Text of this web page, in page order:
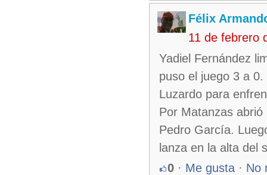
Félix
11 de febrero
Yadiel Fernández
puso el juego 3 a
Luzardo para
Por Matanzas
Pedro García.
lanza en la alta del
0 · Me gusta · No